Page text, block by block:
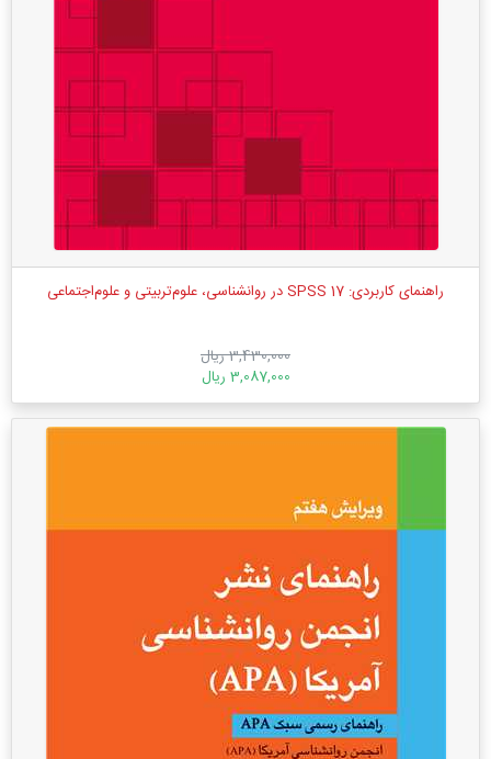
راهنمای کاربردی: SPSS 17 در روانشناسی، علوم‌تربیتی و علوم‌اجتماعی
3,430,000 ریال
3,087,000 ریال